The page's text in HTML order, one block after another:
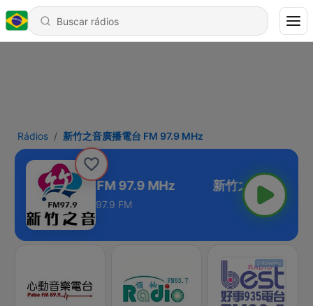
Rádios 新竹之音廣播電台 FM 97.9 MHz
竹之音廣播電台 FM 97.9 MHz
97.9 FM